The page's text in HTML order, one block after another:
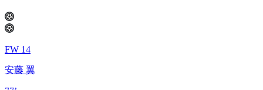
FW 14
安藤 翼